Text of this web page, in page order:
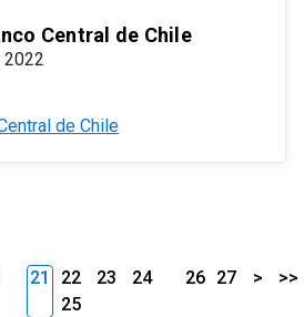
Central de Chile
2022
de Chile
21 22 23
24
25
26 27 > >>